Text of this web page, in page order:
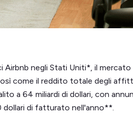
Airbnb negli Stati Uniti*, il
come il reddito totale degli
a 64 miliardi di dollari, con
dollari di fatturato nell'anno**.